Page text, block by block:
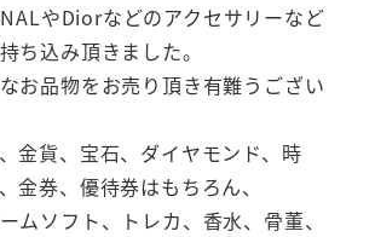
やDiorなどのアクセサリーなど
ち込み頂きました。
お品物をお売り頂き有難うござい
金貨、宝石、ダイヤモンド、時
金券、優待券はもちろん、
ムソフト、トレカ、香水、骨董、